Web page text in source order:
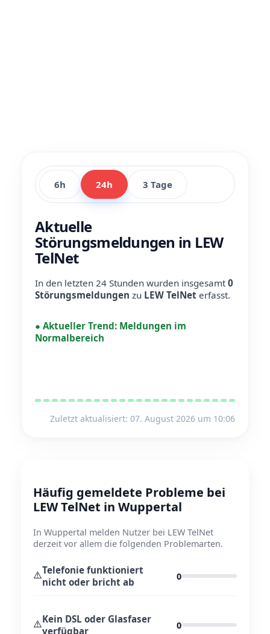
6h 24h 3 Tage
Aktuelle
Störungsmeldungen in LEW
TelNet
In den letzten 24 Stunden wurden insgesamt0
Störungsmeldungen zu LEW TelNet erfasst.
● Aktueller Trend: Meldungen im
Normalbereich
Zuletzt aktualisiert: 07. August 2026 um 10:06
Häufig gemeldete Probleme bei
LEW TelNet in Wuppertal
In Wuppertal melden Nutzer bei LEW TelNet
derzeit vor allem die folgenden Problemarten.
⚠️Telefonie funktioniert
nicht oder bricht ab
0
⚠️Kein DSL oder Glasfaser
verfügbar
0